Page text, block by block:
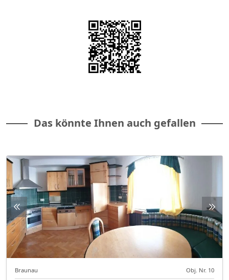
Das könnte Ihnen auch gefallen
Braunau Obj. Nr. 10